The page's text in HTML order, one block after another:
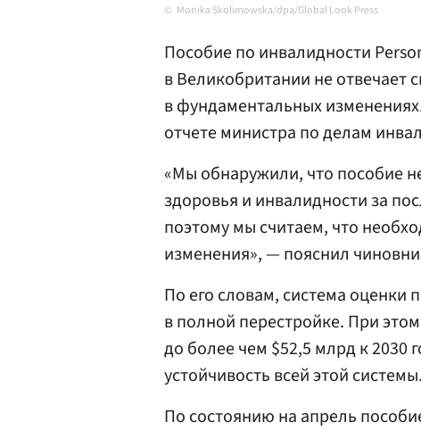
Monika Skolimowska/dpa/Global Look Press
Пособие по инвалидности
в Великобритании не отвечает
в фундаментальных
отчете министра по делам
«Мы обнаружили, что пособие
здоровья и инвалидности за
поэтому мы считаем, что
изменения», — пояснил
По его словам, система оценки
в полной перестройке. При
до более чем $52,5 млрд к 2030
устойчивость всей этой системы.
По состоянию на апрель